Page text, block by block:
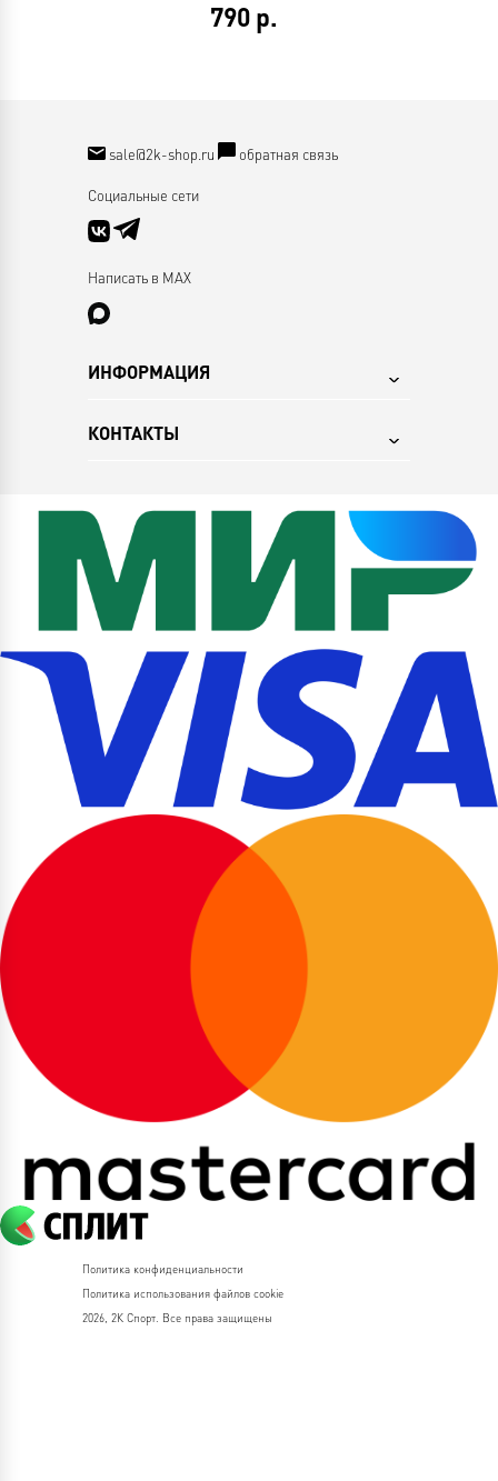
790р.
sale@2k-shop.ru обратная связь
Социальные сети
Написать в MAX
ИНФОРМАЦИЯ
КОНТАКТЫ
Политика конфиденциальности
Политика использования файлов cookie
2026, 2К Спорт. Все права защищены